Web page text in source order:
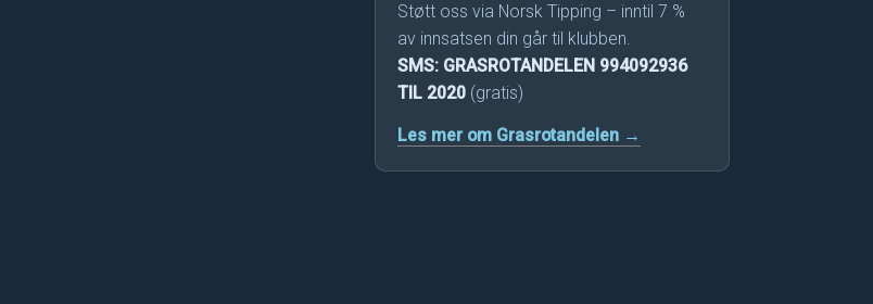
Støtt oss via Norsk Tipping – inntil 7 %
av innsatsen din går til klubben.
SMS: GRASROTANDELEN 994092936
TIL 2020 (gratis)
Les mer om Grasrotandelen →